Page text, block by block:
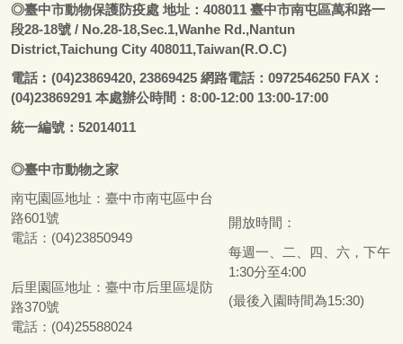
◎臺中市動物保護防疫處地址：408011 臺中市南屯區萬和路一
段28-18號 / No.28-18,Sec.1,Wanhe Rd.,Nantun
District,Taichung City 408011,Taiwan(R.O.C)
電話︰ (04)23869420, 23869425 網路電話：0972546250 FAX：
(04)23869291 本處辦公時間：8:00-12:00 13:00-17:00
統一編號：52014011
◎臺中市動物之家
南屯園區地址： 臺中市南屯區中台
路601號
電話：(04)23850949
后里園區地址： 臺中市后里區堤防
路370號
電話：(04)25588024
開放時間：
每週一、二、四、六，下午
1:30分至4:00
(最後入園時間為15:30)